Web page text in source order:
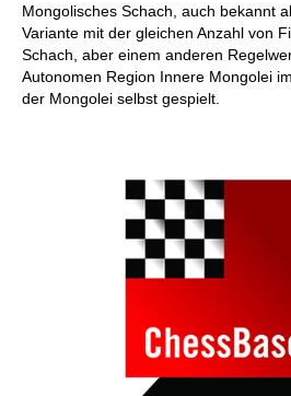
Mongolisches Schach, auch bekannt
Variante mit der gleichen Anzahl von
Schach, aber einem anderen
Autonomen Region Innere Mongolei
der Mongolei selbst gespielt.